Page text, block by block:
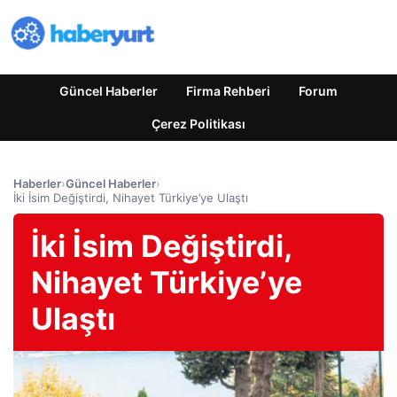
Güncel Haberler Firma Rehberi Forum
Çerez Politikası
Haberler›Güncel Haberler›
İki İsim Değiştirdi, Nihayet Türkiye’ye Ulaştı
İki İsim Değiştirdi,
Nihayet Türkiye’ye
Ulaştı